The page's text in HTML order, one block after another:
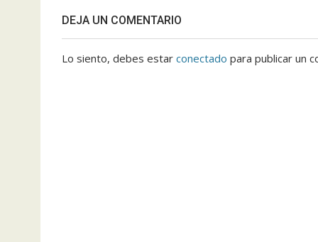
DEJA UN COMENTARIO
Lo siento, debes estar conectado para publicar un